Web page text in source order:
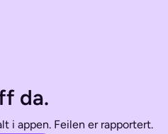
da.
i appen. Feilen er rapportert.